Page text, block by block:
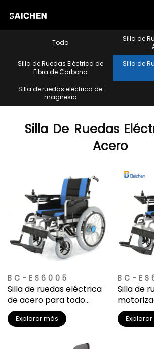
Todo
Silla de
Silla de Ruedas Eléctrica de
Fibra de Carbono
Silla de
Silla de ruedas eléctrica de
magnesio
Silla De Ruedas
Acero
BC-ES6005
Silla de ruedas eléctrica
de acero para todo
terreno
Explorar más
BC-
Silla de
ruedas
arriba